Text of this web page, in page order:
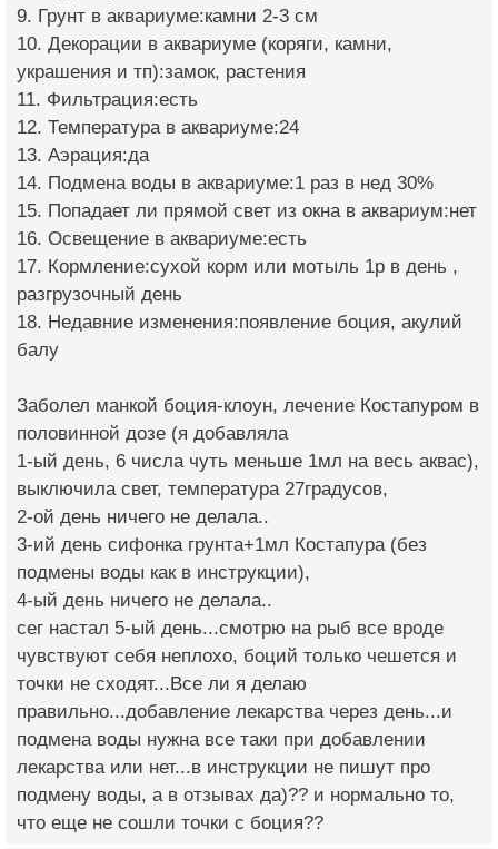
9. Грунт в аквариуме:камни 2-3 см
10. Декорации в аквариуме (коряги, камни,
украшения и тп):замок, растения
11. Фильтрация:есть
12. Температура в аквариуме:24
13. Аэрация:да
14. Подмена воды в аквариуме:1 раз в нед 30%
15. Попадает ли прямой свет из окна в аквариум:нет
16. Освещение в аквариуме:есть
17. Кормление:сухой корм или мотыль 1р в день ,
разгрузочный день
18. Недавние изменения:появление боция, акулий
балу
Заболел манкой боция-клоун, лечение Костапуром в
половинной дозе (я добавляла
1-ый день, 6 числа чуть меньше 1мл на весь аквас),
выключила свет, температура 27градусов,
2-ой день ничего не делала..
3-ий день сифонка грунта+1мл Костапура (без
подмены воды как в инструкции),
4-ый день ничего не делала..
сег настал 5-ый день...смотрю на рыб все вроде
чувствуют себя неплохо, боций только чешется и
точки не сходят...Все ли я делаю
правильно...добавление лекарства через день...и
подмена воды нужна все таки при добавлении
лекарства или нет...в инструкции не пишут про
подмену воды, а в отзывах да)?? и нормально то,
что еще не сошли точки с боция??